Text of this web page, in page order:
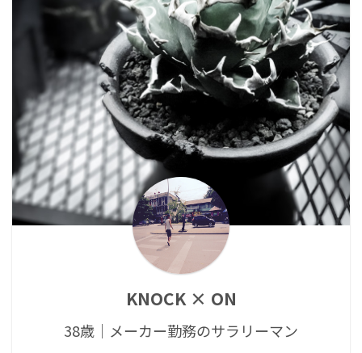
KNOCK × ON
38歳｜メーカー勤務のサラリーマン